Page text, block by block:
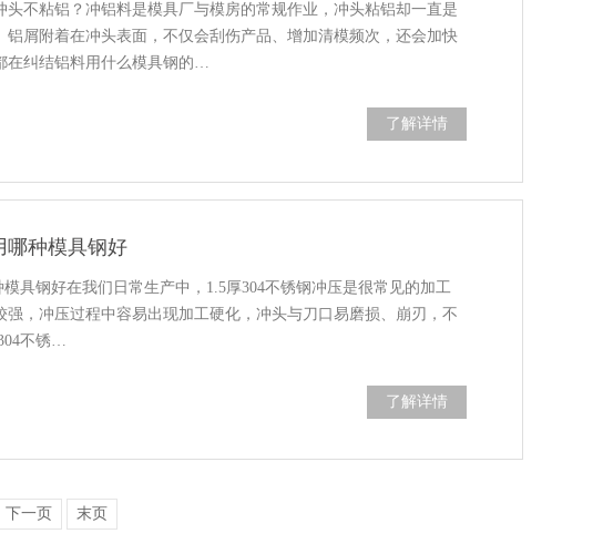
头不粘铝？冲铝料是模具厂与模房的常规作业，冲头粘铝却一直是
铝屑附着在冲头表面，不仅会刮伤产品、增加清模频次，还会加快
在纠结铝料用什么模具钢的…
了解详情
哪种模具钢好
模具钢好在我们日常生产中，1.5厚304不锈钢冲压是很常见的加工
强，冲压过程中容易出现加工硬化，冲头与刀口易磨损、崩刃，不
不锈…
了解详情
下一页 末页